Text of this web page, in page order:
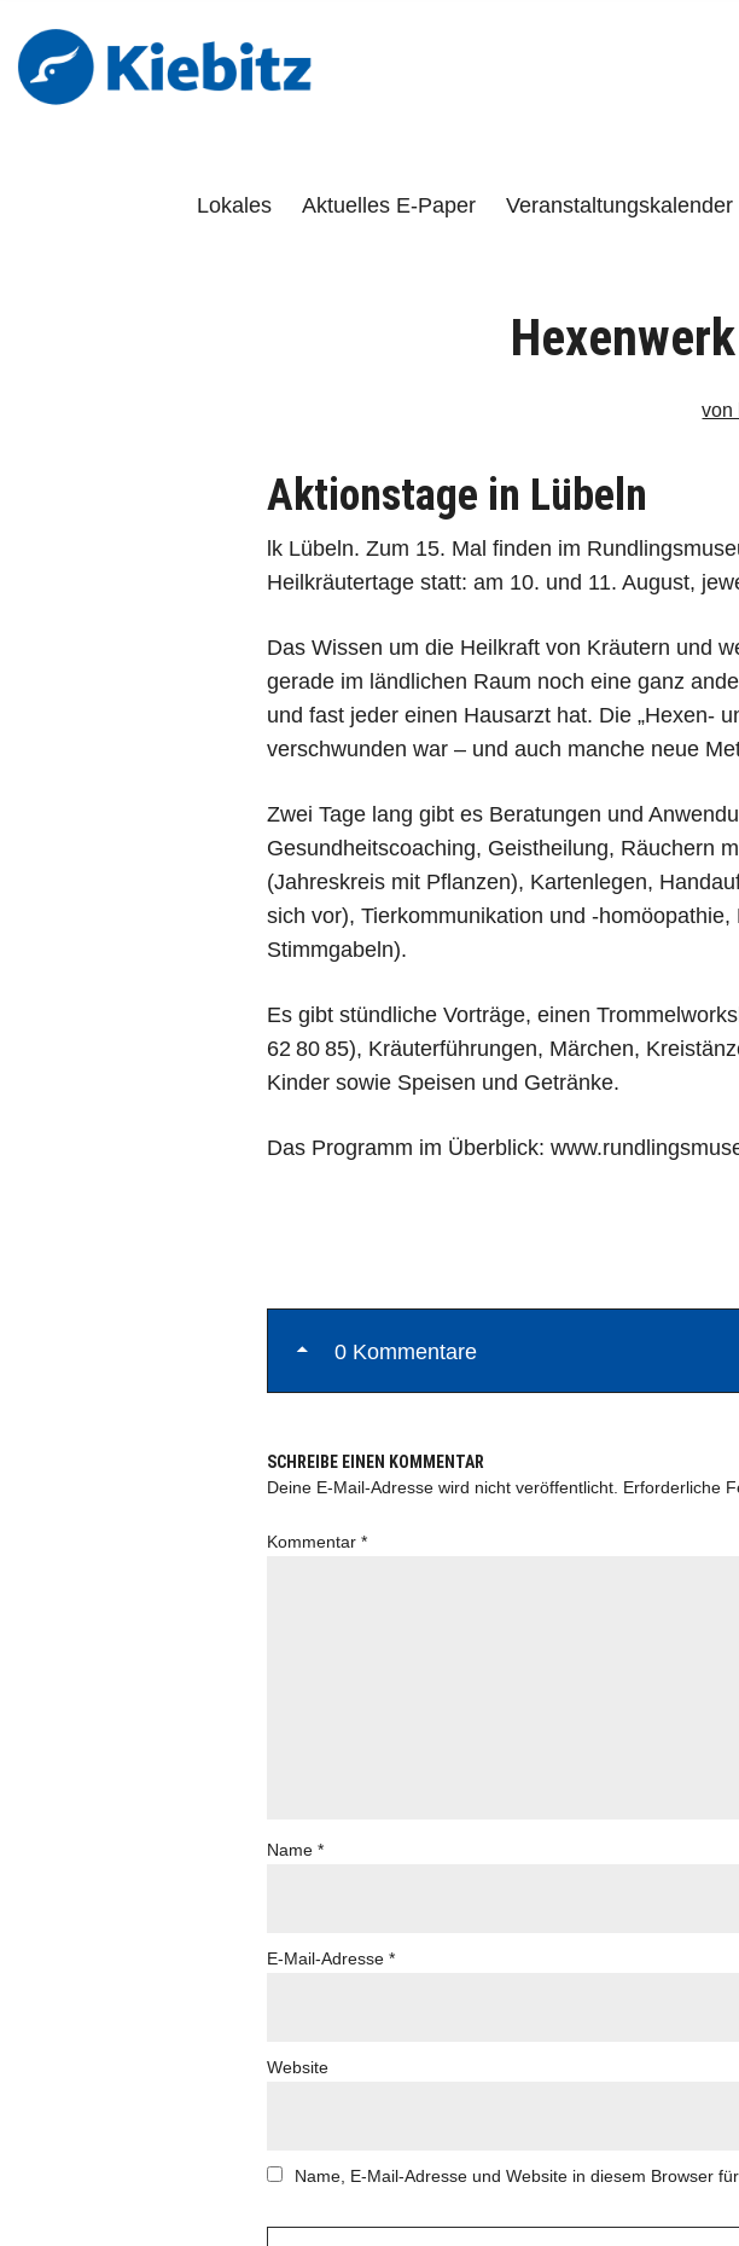
Kiebitz-Online
Lokales Aktuelles E-Paper Veranstaltungskalender
von
Aktionstage in Lübeln
lk Lübeln. Zum 15. Mal finden im
Heilkräutertage statt: am 10. und 11. August,
Das Wissen um die Heilkraft von Kräutern und
gerade im ländlichen Raum noch eine ganz
und fast jeder einen Hausarzt hat. Die „Hexen-
verschwunden war – und auch manche neue
Zwei Tage lang gibt es Beratungen und
Gesundheitscoaching, Geistheilung, Räuchern
(Jahreskreis mit Pflanzen), Kartenlegen,
sich vor), Tierkommunikation und -
Stimmgabeln).
Es gibt stündliche Vorträge, einen
62 80 85), Kräuterführungen, Märchen,
Kinder sowie Speisen und Getränke.
Das Programm im Überblick:
0 Kommentare
SCHREIBE EINEN KOMMENTAR
Deine E-Mail-Adresse wird nicht veröffentlicht. Erforderliche
Kommentar*
Name*
E-Mail-Adresse*
Website
Name, E-Mail-Adresse und Website in diesem Browser